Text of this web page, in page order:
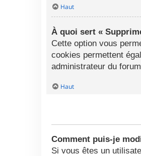
Haut
À quoi sert «
Cette option vous
cookies permettent
administrateur du
Haut
Comment puis-je
Si vous êtes un